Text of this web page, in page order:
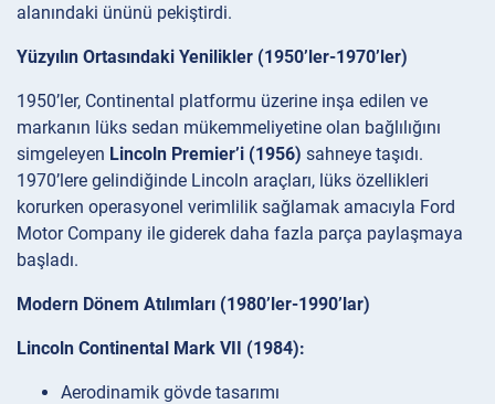
alanındaki ününü pekiştirdi.
Yüzyılın Ortasındaki Yenilikler (1950’ler-1970’ler)
1950’ler, Continental platformu üzerine inşa edilen ve
markanın lüks sedan mükemmeliyetine olan bağlılığını
simgeleyen Lincoln Premier’i (1956) sahneye taşıdı.
1970’lere gelindiğinde Lincoln araçları, lüks özellikleri
korurken operasyonel verimlilik sağlamak amacıyla Ford
Motor Company ile giderek daha fazla parça paylaşmaya
başladı.
Modern Dönem Atılımları (1980’ler-1990’lar)
Lincoln Continental Mark VII (1984):
Aerodinamik gövde tasarımı